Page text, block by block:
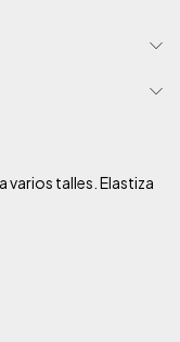
varios talles. Elastiza